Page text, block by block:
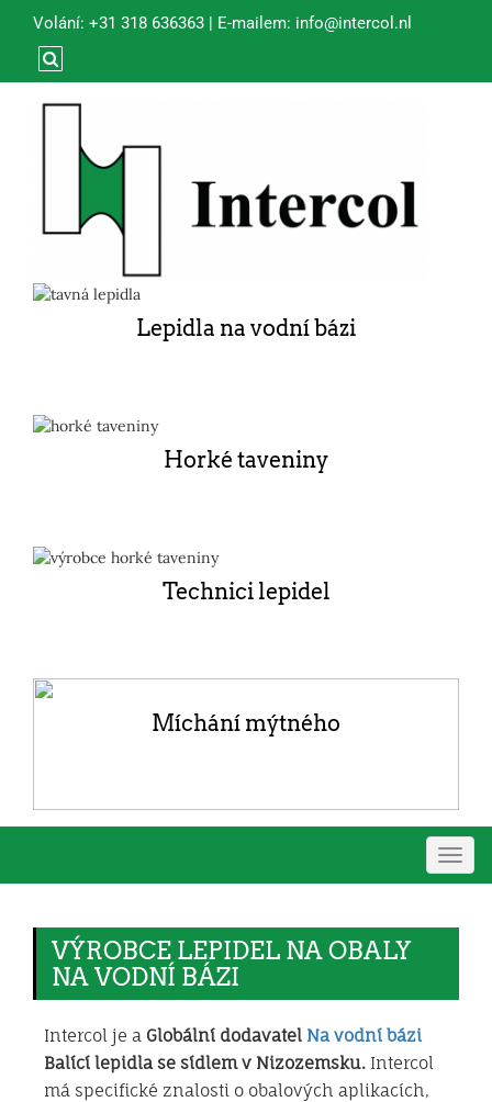
Volání: +31 318 636363 | E-mailem: info@intercol.nl
Lepidla na vodní bázi
Horké taveniny
Technici lepidel
Míchání mýtného
VÝROBCE LEPIDEL NA OBALY
NA VODNÍ BÁZI
Intercol je a Globální dodavatel Na vodní bázi
Balící lepidla se sídlem v Nizozemsku. Intercol
má specifické znalosti o obalových aplikacích,